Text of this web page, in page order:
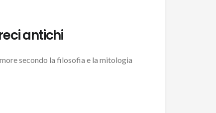
antichi
secondo la filosofia e la mitologia